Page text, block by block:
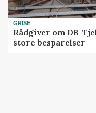
GRISE
Rådgiver om DB-
store besparelser